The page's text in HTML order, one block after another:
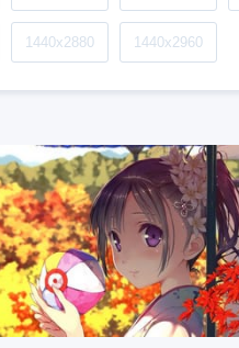
1440x2880 1440x2960